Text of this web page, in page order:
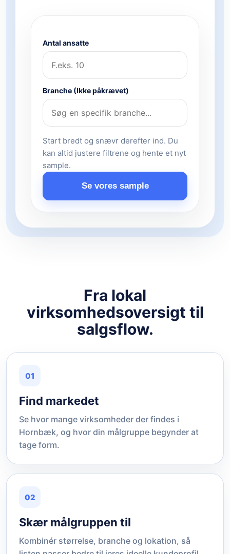
Antal ansatte
Branche (Ikke påkrævet)
Start bredt og snævr derefter ind. Du
kan altid justere filtrene og hente et nyt
sample.
Se vores sample
Fra lokal
virksomhedsoversigt til
salgsflow.
01
Find markedet
Se hvor mange virksomheder der findes i
Hornbæk, og hvor din målgruppe begynder at
tage form.
02
Skær målgruppen til
Kombinér størrelse, branche og lokation, så